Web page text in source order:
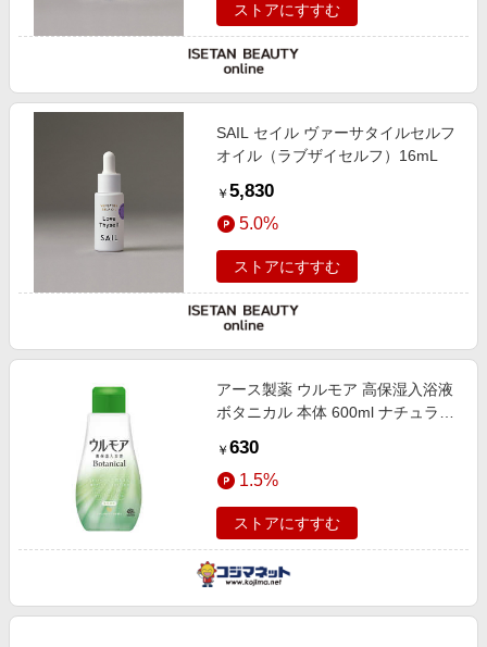
ストアにすすむ
SAIL セイル ヴァーサタイルセルフ
オイル（ラブザイセルフ）16mL
￥ 5,830
5.0%
ストアにすすむ
アース製薬 ウルモア 高保湿入浴液
ボタニカル 本体 600ml ナチュラル
￥ 630
1.5%
ストアにすすむ